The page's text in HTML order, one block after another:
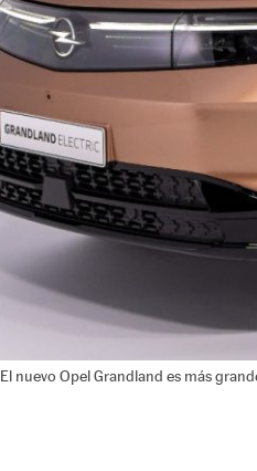
El nuevo Opel Grandland es más